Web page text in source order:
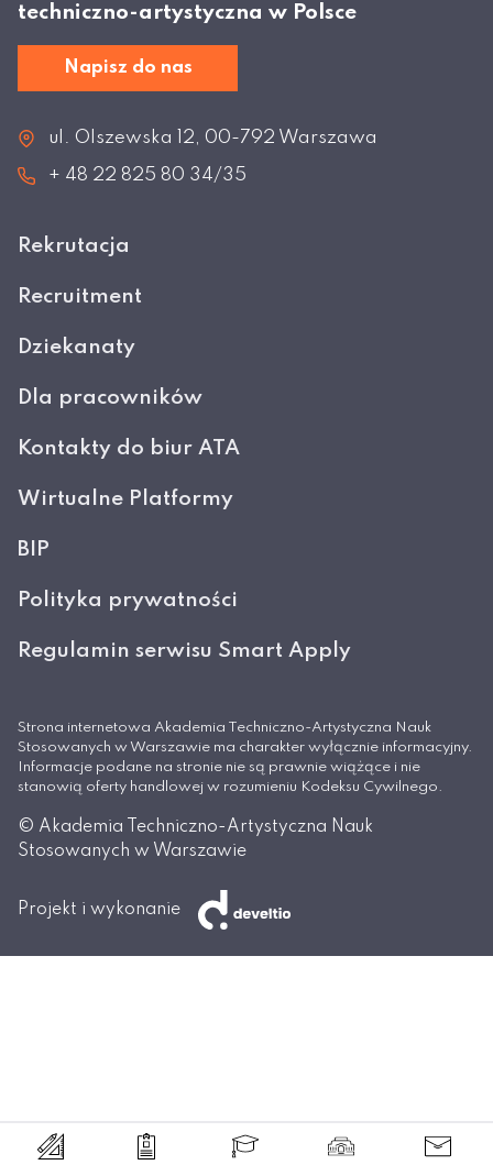
techniczno-artystyczna w Polsce
Napisz do nas
ul. Olszewska 12, 00-792 Warszawa
+ 48 22 825 80 34/35
Rekrutacja
Recruitment
Dziekanaty
Dla pracowników
Kontakty do biur ATA
Wirtualne Platformy
BIP
Polityka prywatności
Regulamin serwisu Smart Apply
Strona internetowa Akademia Techniczno-Artystyczna Nauk
Stosowanych w Warszawie ma charakter wyłącznie informacyjny.
Informacje podane na stronie nie są prawnie wiążące i nie
stanowią oferty handlowej w rozumieniu Kodeksu Cywilnego.
© Akademia Techniczno-Artystyczna Nauk
Stosowanych w Warszawie
Projekt i wykonanie